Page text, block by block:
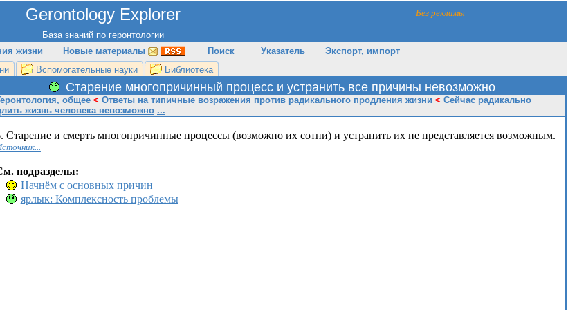
Без рекламы
Gerontology Explorer
База знаний по геронтологии
жизни Новые материалы Поиск Указатель
Экспорт, импорт
Вспомогательные науки Библиотека
Старение многопричинный процесс и устранить все причины невозможно
общее < Ответы на типичные возражения против радикального продления жизни < Сейчас радикально
жизнь человека невозможно ...
Старение и смерть многопричинные процессы (возможно их сотни) и устранить их не представляется возможным.
подразделы:
Начнём с основных причин
ярлык: Комплексность проблемы